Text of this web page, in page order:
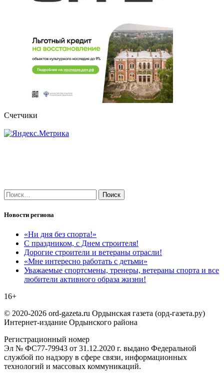
Счетчики
Найти:
Новости региона
«Ни дня без спорта!»
С праздником, с Днем строителя!
Дорогие строители и ветераны отрасли!
«Мне интересно работать с детьми»
Уважаемые спортсмены, тренеры, ветераны спорта и все
любители активного образа жизни!
16+
© 2020-2026 ord-gazeta.ru Ордынская газета (орд-газета.ру)
Интернет-издание Ордынского района
Регистрационный номер
Эл № ФС77-79943 от 31.12.2020 г. выдано Федеральной
службой по надзору в сфере связи, информационных
технологий и массовых коммуникаций.